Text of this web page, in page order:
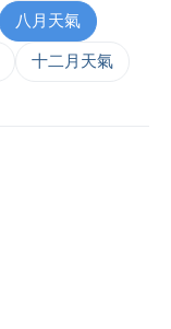
八月天氣
十二月天氣